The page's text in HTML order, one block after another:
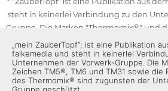
steht in keinerlei Verbindung zu den
Gruppe. Die Marken "Thermomix®" und
des "Thermomix®" sind eingetragene
der Vorwerk-Gruppe. Die Marken
TM6 und TM31 sowie die
sind zugunsten der Unternehmen
„mein ZauberTopf”; ist eine Publikation
falkemedia und steht in keinerlei
Unternehmen der Vorwerk-Gruppe. Die
Zeichen TM5®, TM6 und TM31 sowie
des Thermomix® sind zugunsten der